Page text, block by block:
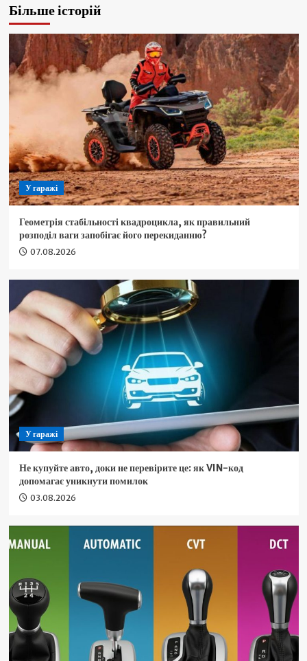
Більше історій
У гаражі
Геометрія стабільності квадроцикла, як правильний
розподіл ваги запобігає його перекиданню?
07.08.2026
У гаражі
Не купуйте авто, доки не перевірите це: як VIN-код
допомагає уникнути помилок
03.08.2026